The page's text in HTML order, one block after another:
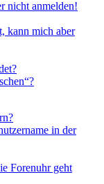
nicht anmelden!
kann mich aber
in der
Forenuhr geht